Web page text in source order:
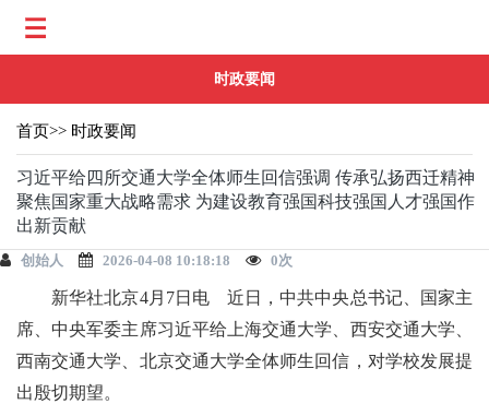
时政要闻
首页>> 时政要闻
习近平给四所交通大学全体师生回信强调 传承弘扬西迁精神
聚焦国家重大战略需求 为建设教育强国科技强国人才强国作
出新贡献
创始人 2026-04-08 10:18:18 0次
新华社北京4月7日电 近日，中共中央总书记、国家主
席、中央军委主席习近平给上海交通大学、西安交通大学、
西南交通大学、北京交通大学全体师生回信，对学校发展提
出殷切期望。